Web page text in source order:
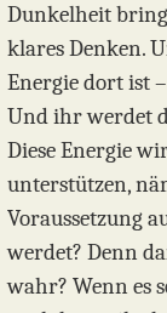
Dunkelheit
klares Denken.
Energie dort ist
Und ihr werdet
Diese Energie
unterstützen,
Voraussetzung
werdet? Denn
wahr? Wenn es